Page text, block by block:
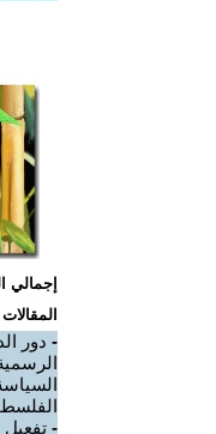
إجمالي
- دور
- تفعيل